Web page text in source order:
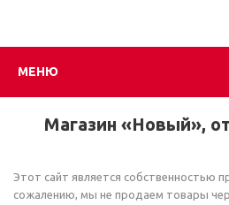
МЕНЮ
Магазин «Новый»,
Этот сайт является собственностью
сожалению, мы не продаем товары